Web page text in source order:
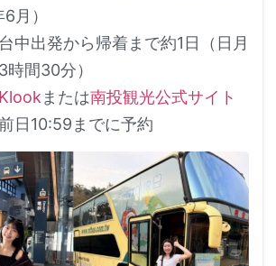
月）
台中出発から帰着まで約1日（日月
間30分）
Klookまたは南投観光公式サイト
日10:59までに予約